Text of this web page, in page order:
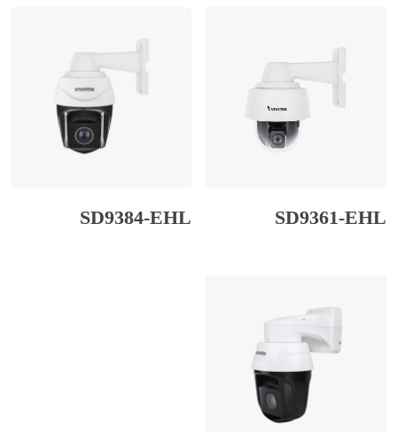
SD9361-EHL
SD9384-EHL